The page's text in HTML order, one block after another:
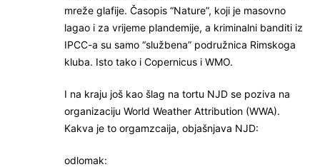
mreže glafije. Časopis “Nature”, koji je masovno
lagao i za vrijeme plandemije, a kriminalni banditi iz
IPCC-a su samo “službena” podružnica Rimskoga
kluba. Isto tako i Copernicus i WMO.
I na kraju još kao šlag na tortu NJD se poziva na
organizaciju World Weather Attribution (WWA).
Kakva je to orgamzcaija, objašnjava NJD:
odlomak: